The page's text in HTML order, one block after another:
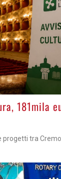
181mila
progetti tra